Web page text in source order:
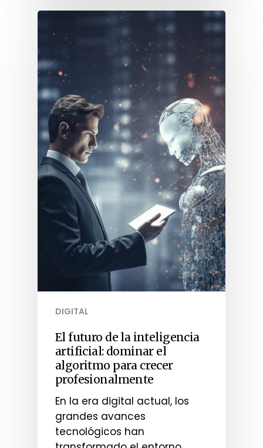
DIGITAL
El futuro de la inteligencia
artificial: dominar el
algoritmo para crecer
profesionalmente
En la era digital actual, los
grandes avances
tecnológicos han